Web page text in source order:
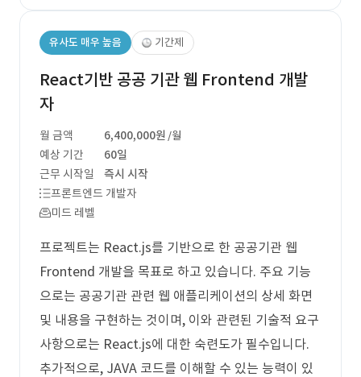
유사도 매우 높음 기간제
React기반 공공 기관 웹 Frontend 개발
자
월 금액 6,400,000원 /월
예상 기간
60일
근무 시작일
즉시 시작
프론트엔드 개발자
미드 레벨
프로젝트는 React.js를 기반으로 한 공공기관 웹
Frontend 개발을 목표로 하고 있습니다. 주요 기능
으로는 공공기관 관련 웹 애플리케이션의 상세 화면
및 내용을 구현하는 것이며, 이와 관련된 기술적 요구
사항으로는 React.js에 대한 숙련도가 필수입니다.
추가적으로, JAVA 코드를 이해할 수 있는 능력이 있